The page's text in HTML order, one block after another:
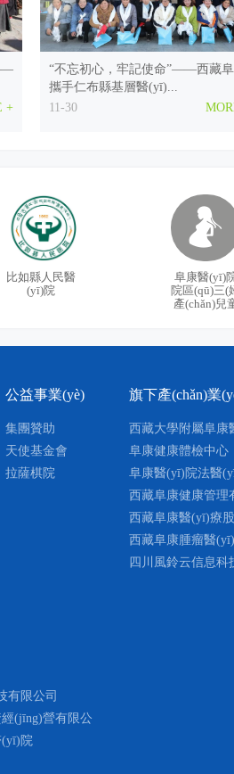
(yī)生和品牌科室？這里有路徑，速看
心永繼服務健康 西藏阜康醫(yī)療中層管
等你拿！西藏康城醫(yī)療管理有限公司
益活動9月7日在阜康醫(yī)院婦產(chǎn)兒童
院2019年應屆高校畢業(yè)生面試邀請函
· 共鑄中國心”大型公益義診活動即將開始
千萬別錯過！
想 涌動暖暖親情——西藏阜康醫(yī)療股
院2017年度先進集體及個人表彰
因為有你——2018阜康新年團拜會
聯(lián)合黨支部組織開展了“低碳生活 綠
院2016年工作總結表彰2017年工作部署
進工資集體協(xié)商提質(zhì)增效——優
地區(qū)基本醫(yī)療保險綜合考評優
非公有制企業(yè)就業(yè)20強
非公有制企業(yè)營業(yè)收入20強
+
“不忘初心，牢記使命”——西藏
攜手仁布縣基層醫(yī)...
11-30
踐行“不忘初心 牢記使命”——西藏
西藏阜康醫(yī)療黨委積極開展“
初心、牢記使命”主題...
比如縣人民醫
(yī)院
阜康醫(yī)
院區(qū)三(
產(chǎn)兒
公益事業(yè)
集團贊助
天使基金會
拉薩棋院
旗下產(chǎn)業
西藏大學附屬阜康
阜康健康體檢中心
阜康醫(yī)院法醫
西藏阜康健康管理
西藏阜康醫(yī)療
西藏阜康腫瘤醫
四川風鈴云信息科
有限公司
(jīng)營有限公
(yī)院